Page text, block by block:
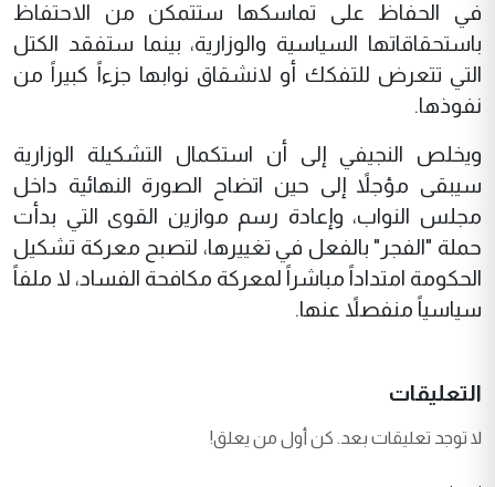
في الحفاظ على تماسكها ستتمكن من الاحتفاظ
باستحقاقاتها السياسية والوزارية، بينما ستفقد الكتل
التي تتعرض للتفكك أو لانشقاق نوابها جزءاً كبيراً من
نفوذها.
ويخلص النجيفي إلى أن استكمال التشكيلة الوزارية
سيبقى مؤجلاً إلى حين اتضاح الصورة النهائية داخل
مجلس النواب، وإعادة رسم موازين القوى التي بدأت
حملة "الفجر" بالفعل في تغييرها، لتصبح معركة تشكيل
الحكومة امتداداً مباشراً لمعركة مكافحة الفساد، لا ملفاً
سياسياً منفصلاً عنها.
التعليقات
لا توجد تعليقات بعد. كن أول من يعلق!